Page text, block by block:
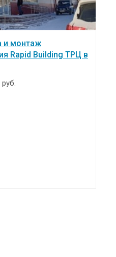
и монтаж
Rapid Building ТРЦ в